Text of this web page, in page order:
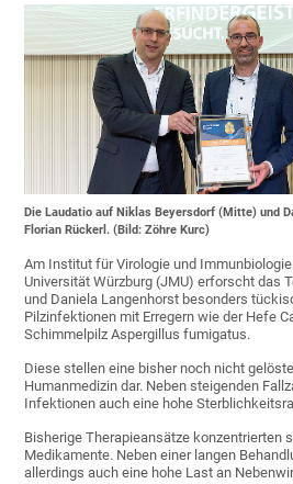
Die Laudatio auf Niklas Beyersdorf (Mitte) und
Florian Rückerl. (Bild: Zöhre Kurc)
Am Institut für Virologie und
Universität Würzburg (JMU) erforscht das
und Daniela Langenhorst besonders
Pilzinfektionen mit Erregern wie der Hefe
Schimmelpilz Aspergillus fumigatus.
Diese stellen eine bisher noch nicht
Humanmedizin dar. Neben steigenden
Infektionen auch eine hohe
Bisherige Therapieansätze konzentrierten
Medikamente. Neben einer langen
allerdings auch eine hohe Last an